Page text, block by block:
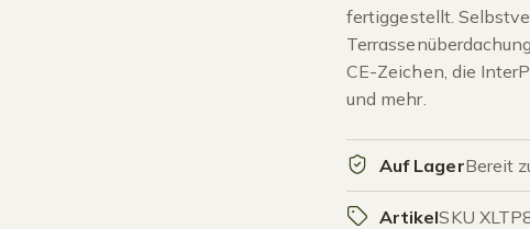
fertiggestellt.
CE-Zeichen, die
und mehr.
Auf LagerBereit
ArtikelSKU